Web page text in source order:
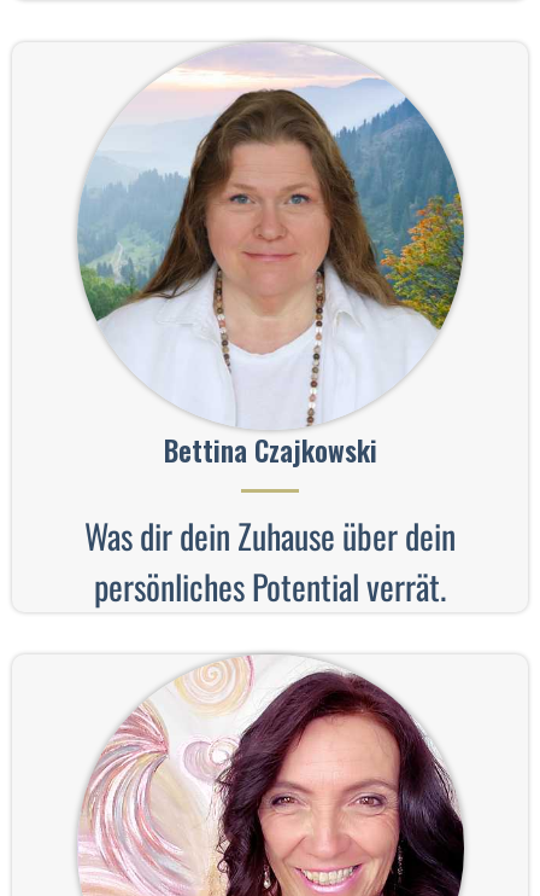
Bettina Czajkowski
Was dir dein Zuhause über dein
persönliches Potential verrät.